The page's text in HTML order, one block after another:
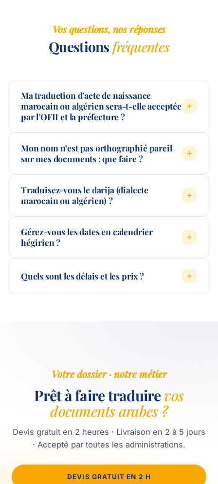
Vos questions, nos réponses
Questions fréquentes
Ma traduction d’acte de naissance
marocain ou algérien sera-t-elle acceptée
par l’OFII et la préfecture ?
Mon nom n’est pas orthographié pareil
sur mes documents : que faire ?
Traduisez-vous le darija (dialecte
marocain ou algérien) ?
Gérez-vous les dates en calendrier
hégirien ?
Quels sont les délais et les prix ?
Votre dossier · notre métier
Prêt à faire traduire vos
documents arabes ?
Devis gratuit en 2 heures · Livraison en 2 à 5 jours
· Accepté par toutes les administrations.
DEVIS GRATUIT EN 2 H